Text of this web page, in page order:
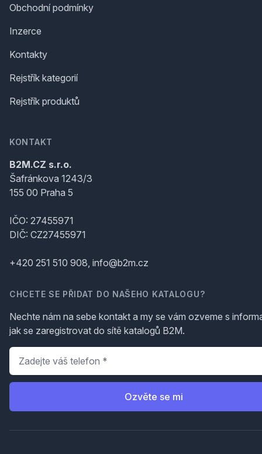
Obchodní podmínky
Inzerce
Kontakty
Rejstřík kategorií
Rejstřík produktů
KONTAKT
B2M.CZ s.r.o.
Šafránkova 1243/3
155 00 Praha 5
IČO: 27455971
DIČ: CZ27455971
+420 251 510 908, info@b2m.cz
CHCETE SE PŘIDAT DO NAŠEHO KATALOGU?
Nechte nám na sebe kontakt a my se vám ozveme s
jak se zaregistrovat do sítě katalogů B2M.
Telefon
Ozvěte se mi